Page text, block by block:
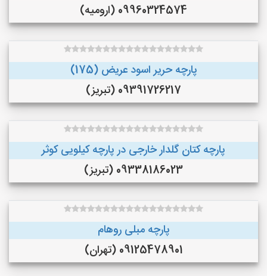
09960324574 (ارومیه)
پارچه حریر اسود عریض (175)
09391726217 (تبریز)
پارچه کتان گلدار خارجی در پارچه کیلویی کوثر
09338186023 (تبریز)
پارچه مبلی روهام
09125478901 (تهران)